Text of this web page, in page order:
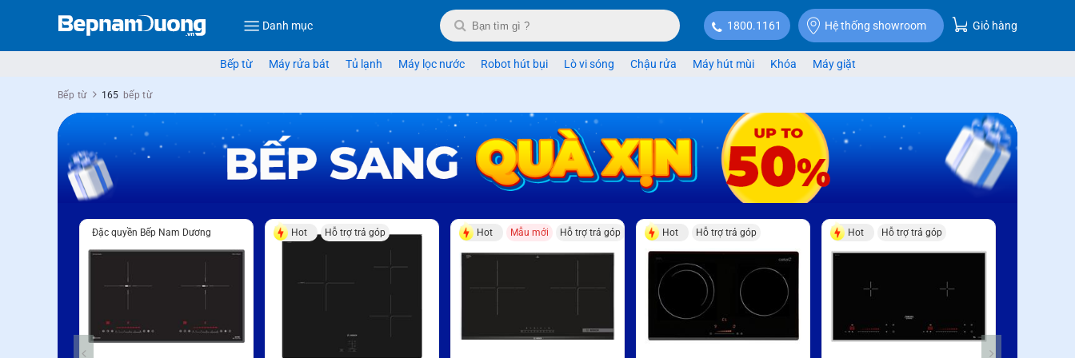
Danh mục 1800.1161 Hệ thống showroom Giỏ hàng
Bếp từ Máy rửa bát Tủ lạnh Máy lọc nước Robot hút bụi Lò vi sóng Chậu rửa Máy hút mùi Khóa Máy giặt
Bếp từ 165 bếp từ
Đặc quyền Bếp Nam Dương Hot Hỗ trợ trả góp Hot Mẫu mới Hỗ trợ trả góp Hot Hỗ trợ trả góp Hot Hỗ trợ trả góp